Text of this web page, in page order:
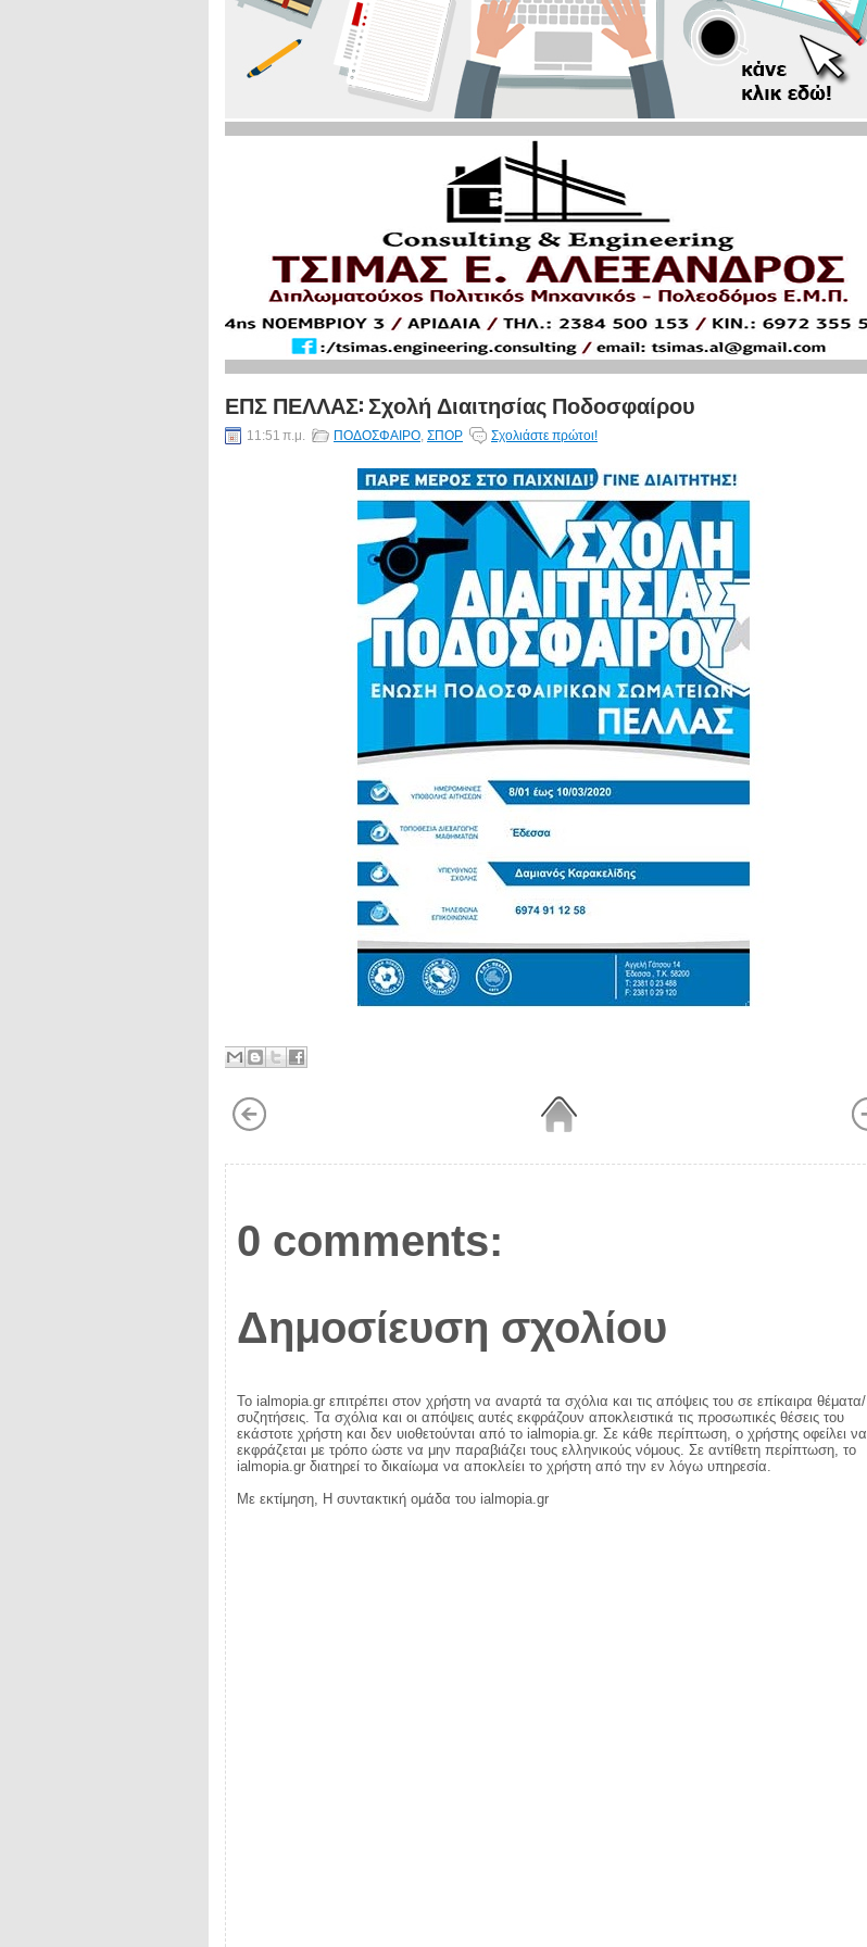
ΕΠΣ ΠΕΛΛΑΣ: Σχολή Διαιτησίας Ποδοσφαίρου
11:51 π.μ. ΠΟΔΟΣΦΑΙΡΟ, ΣΠΟΡ Σχολιάστε πρώτοι!
0 comments:
Δημοσίευση σχολίου
Το ialmopia.gr επιτρέπει στον χρήστη να αναρτά τα σχόλια και τις απόψεις του σε επίκαιρα θέματα/
συζητήσεις. Τα σχόλια και οι απόψεις αυτές εκφράζουν αποκλειστικά τις προσωπικές θέσεις του
εκάστοτε χρήστη και δεν υιοθετούνται από το ialmopia.gr. Σε κάθε περίπτωση, ο χρήστης οφείλει να
εκφράζεται με τρόπο ώστε να μην παραβιάζει τους ελληνικούς νόμους. Σε αντίθετη περίπτωση, το
ialmopia.gr διατηρεί το δικαίωμα να αποκλείει το χρήστη από την εν λόγω υπηρεσία.
Με εκτίμηση, Η συντακτική ομάδα του ialmopia.gr